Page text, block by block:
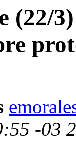
(22/
-03